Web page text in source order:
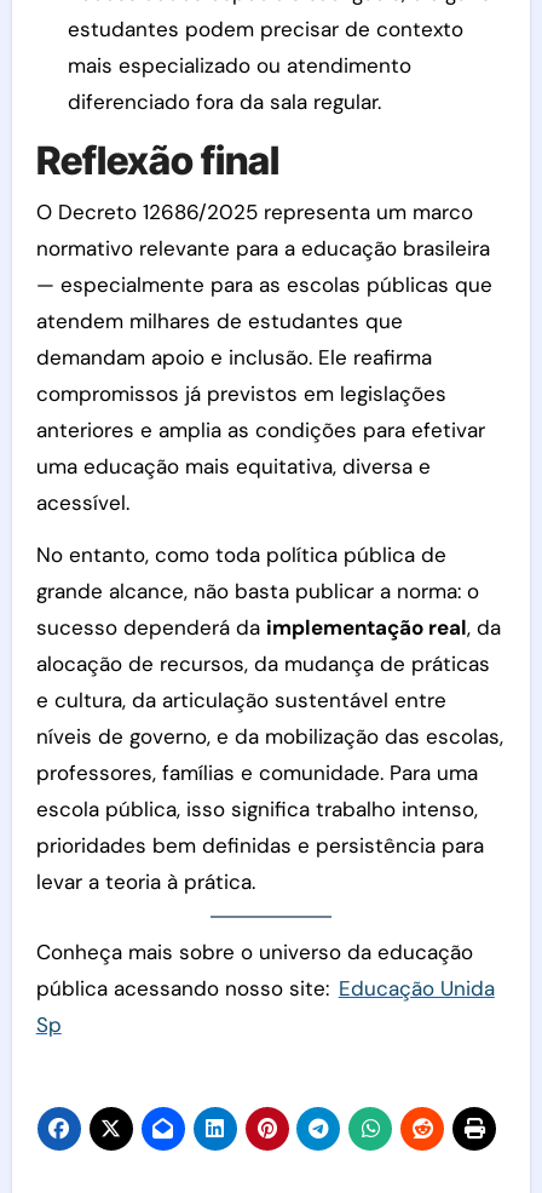
estudantes podem precisar de contexto
mais especializado ou atendimento
diferenciado fora da sala regular.
Reflexão final
O Decreto 12686/2025 representa um marco
normativo relevante para a educação brasileira
— especialmente para as escolas públicas que
atendem milhares de estudantes que
demandam apoio e inclusão. Ele reafirma
compromissos já previstos em legislações
anteriores e amplia as condições para efetivar
uma educação mais equitativa, diversa e
acessível.
No entanto, como toda política pública de
grande alcance, não basta publicar a norma: o
sucesso dependerá da implementação real, da
alocação de recursos, da mudança de práticas
e cultura, da articulação sustentável entre
níveis de governo, e da mobilização das escolas,
professores, famílias e comunidade. Para uma
escola pública, isso significa trabalho intenso,
prioridades bem definidas e persistência para
levar a teoria à prática.
Conheça mais sobre o universo da educação
pública acessando nosso site: Educação Unida
Sp